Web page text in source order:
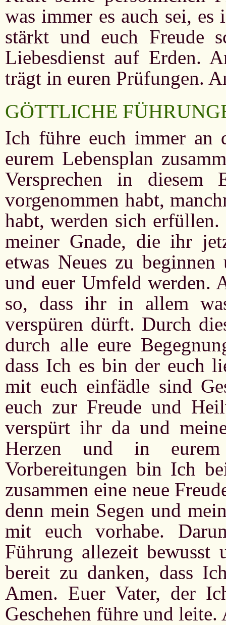
was immer es auch sei,
stärkt und euch Freude
Liebesdienst auf Erden.
trägt in euren Prüfungen.
GÖTTLICHE
Ich führe euch immer
eurem Lebensplan
Versprechen in diesem
vorgenommen habt,
habt, werden sich
meiner Gnade, die ihr
etwas Neues zu
und euer Umfeld werden.
so, dass ihr in allem
verspüren dürft. Durch
durch alle eure
dass Ich es bin der euch
mit euch einfädle sind
euch zur Freude und
verspürt ihr da und
Herzen und in
Vorbereitungen bin Ich
zusammen eine neue
denn mein Segen und
mit euch vorhabe.
Führung allezeit bewusst
bereit zu danken, dass
Amen. Euer Vater, der
Geschehen führe und